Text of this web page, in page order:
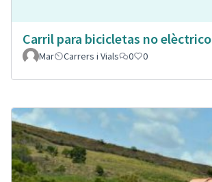
Carril para bicicletas no elèctrico
Mar
Carrers i Vials 0 0